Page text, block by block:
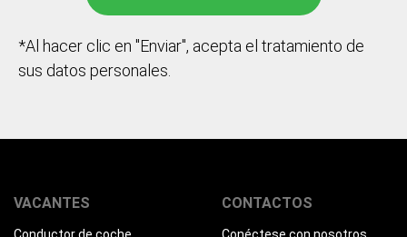
*Al hacer clic en "Enviar", acepta el tratamiento de
sus datos personales.
VACANTES CONTACTOS